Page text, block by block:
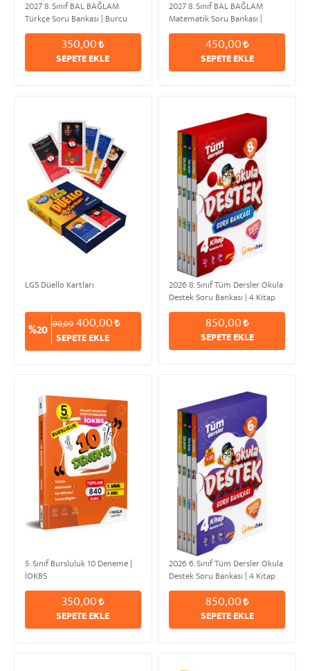
2027 8. Sınıf BAL BAĞLAM
Türkçe Soru Bankası | Burcu
HIZIR
350,00
SEPETE EKLE
2027 8. Sınıf BAL BAĞLAM
Matematik Soru Bankası |
Yusuf KARAKOYUN
450,00
SEPETE EKLE
LGS Düello Kartları
%20 500,00 400,00
SEPETE EKLE
2026 8. Sınıf Tüm Dersler Okula
Destek Soru Bankası | 4 Kitap
Modüler Set
850,00
SEPETE EKLE
5. Sınıf Bursluluk 10 Deneme |
İOKBS
350,00
SEPETE EKLE
2026 6. Sınıf Tüm Dersler Okula
Destek Soru Bankası | 4 Kitap
Modüler Set
850,00
SEPETE EKLE